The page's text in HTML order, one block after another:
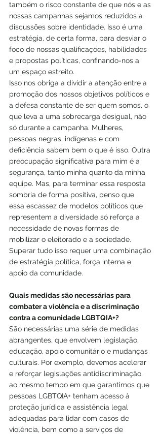
também o risco constante de que nós e as
nossas campanhas sejamos reduzidos a
discussões sobre identidade. Isso é uma
estratégia, de certa forma, para desviar o
foco de nossas qualificações, habilidades
e propostas políticas, confinando-nos a
um espaço estreito.
Isso nos obriga a dividir a atenção entre a
promoção dos nossos objetivos políticos e
a defesa constante de ser quem somos, o
que leva a uma sobrecarga desigual, não
só durante a campanha. Mulheres,
pessoas negras, indígenas e com
deficiência sabem bem o que é isso. Outra
preocupação significativa para mim é a
segurança, tanto minha quanto da minha
equipe. Mas, para terminar essa resposta
sombria de forma positiva, penso que
essa escassez de modelos políticos que
representem a diversidade só reforça a
necessidade de novas formas de
mobilizar o eleitorado e a sociedade.
Superar tudo isso requer uma combinação
de estratégia política, força interna e
apoio da comunidade.
Quais medidas são necessárias para
combater a violência e a discriminação
contra a comunidade LGBTQIA+?
São necessárias uma série de medidas
abrangentes, que envolvem legislação,
educação, apoio comunitário e mudanças
culturais. Por exemplo, devemos acelerar
e reforçar legislações antidiscriminação,
ao mesmo tempo em que garantimos que
pessoas LGBTQIA+ tenham acesso à
proteção jurídica e assistência legal
adequadas para lidar com casos de
violência, bem como a serviços de